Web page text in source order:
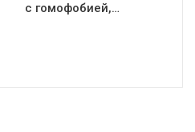
с гомофобией,…